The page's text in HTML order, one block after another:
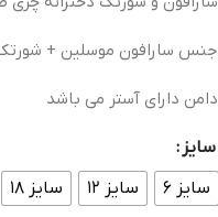
جنس سارافون موسلین +
دامن دارای آستر می باشد
سایز
سایز ۶
سایز ۱۲ سایز ۱۸